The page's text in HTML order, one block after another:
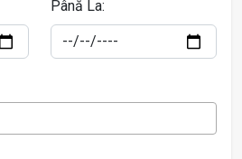
Până La: